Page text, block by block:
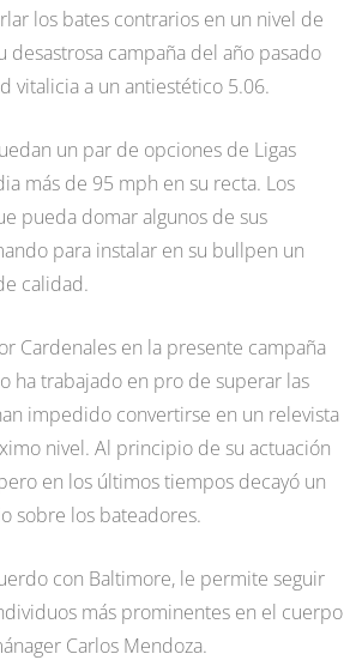
los bates contrarios en un nivel de
desastrosa campaña del año pasado
vitalicia a un antiestético 5.06.
un par de opciones de Ligas
más de 95 mph en su recta. Los
pueda domar algunos de sus
para instalar en su bullpen un
calidad.
Cardenales en la presente campaña
ha trabajado en pro de superar las
impedido convertirse en un relevista
nivel. Al principio de su actuación
en los últimos tiempos decayó un
sobre los bateadores.
con Baltimore, le permite seguir
más prominentes en el cuerpo
Carlos Mendoza.